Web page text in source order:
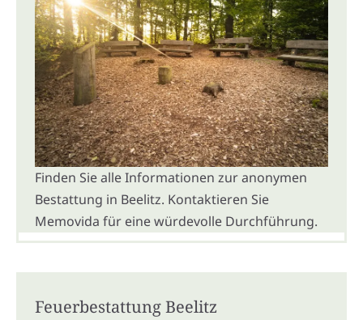
Finden Sie alle Informationen zur anonymen
Bestattung in Beelitz. Kontaktieren Sie
Memovida für eine würdevolle Durchführung.
Feuerbestattung Beelitz